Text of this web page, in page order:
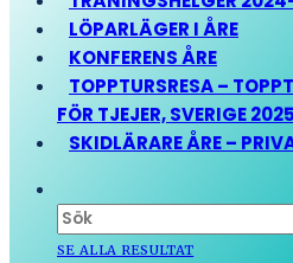
LÖPARLÄGER I ÅRE
KONFERENS ÅRE
TOPPTURSRESA –
FÖR TJEJER, SVERIGE 2025
SKIDLÄRARE ÅRE –
SE ALLA RESULTAT